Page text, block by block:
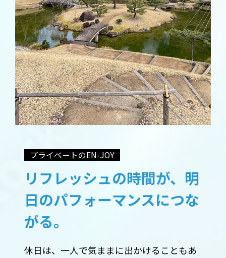
プライベートのEN-JOY
リフレッシュの時間が、明
日のパフォーマンスにつな
がる。
休日は、一人で気ままに出かけることもあ